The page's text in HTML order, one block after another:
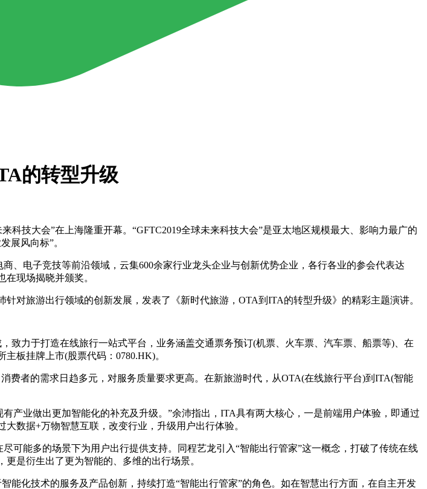
的转型升级
技大会”在上海隆重开幕。“GFTC2019全球未来科技大会”是亚太地区规模最大、影响力最广的
展风向标”。
电子竞技等前沿领域，云集600余家行业龙头企业与创新优势企业，各行各业的参会代表达
现场揭晓并颁奖。
旅游出行领域的创新发展，发表了《新时代旅游，OTA到ITA的转型升级》的精彩主题演讲。
力于打造在线旅行一站式平台，业务涵盖交通票务预订(机票、火车票、汽车票、船票等)、在
板挂牌上市(股票代码：0780.HK)。
者的需求日趋多元，对服务质量要求更高。在新旅游时代，从OTA(在线旅行平台)到ITA(智能
业做出更加智能化的补充及升级。”余沛指出，ITA具有两大核心，一是前端用户体验，即通过
数据+万物智慧互联，改变行业，升级用户出行体验。
能多的场景下为用户出行提供支持。同程艺龙引入“智能出行管家”这一概念，打破了传统在线
是衍生出了更为智能的、多维的出行场景。
化技术的服务及产品创新，持续打造“智能出行管家”的角色。如在智慧出行方面，在自主开发